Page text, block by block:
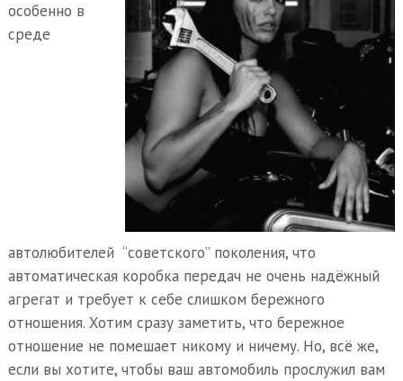
особенно в
среде
автолюбителей “советского” поколения, что
автоматическая коробка передач не очень надёжный
агрегат и требует к себе слишком бережного
отношения. Хотим сразу заметить, что бережное
отношение не помешает никому и ничему. Но, всё же,
если вы хотите, чтобы ваш автомобиль прослужил вам